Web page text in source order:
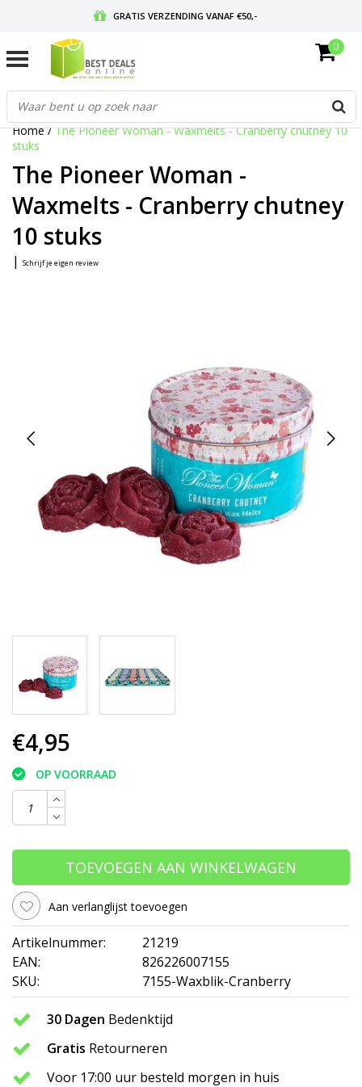
GRATIS VERZENDING VANAF €50,-
GRATIS RETOURNEREN EN 30 DAGEN BEDENKTIJD
0
Home/The Pioneer Woman - Waxmelts - Cranberry chutney 10
stuks
The Pioneer Woman -
Waxmelts - Cranberry chutney
10 stuks
| Schrijf je eigen review
€4,95
OP VOORRAAD
TOEVOEGEN AAN WINKELWAGEN
Aan verlanglijst toevoegen
Artikelnummer:
21219
EAN:
826226007155
SKU:
7155-Waxblik-Cranberry
30 Dagen Bedenktijd
Gratis Retourneren
Voor 17:00 uur besteld morgen in huis